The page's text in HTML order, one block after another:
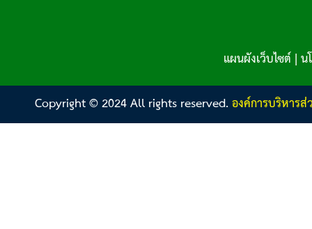
แผนผังเว็บไซต์|น
Copyright © 2024 All rights reserved.องค์การบริหาร